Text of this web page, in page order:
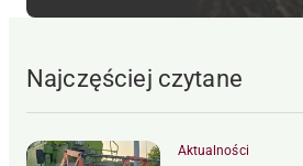
Najczęściej czytane
Aktualności